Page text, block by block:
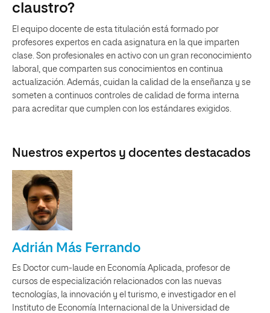
claustro?
El equipo docente de esta titulación está formado por
profesores expertos en cada asignatura en la que imparten
clase. Son profesionales en activo con un gran reconocimiento
laboral, que comparten sus conocimientos en continua
actualización. Además, cuidan la calidad de la enseñanza y se
someten a continuos controles de calidad de forma interna
para acreditar que cumplen con los estándares exigidos.
Nuestros expertos y docentes destacados
Adrián Más Ferrando
Es Doctor cum-laude en Economía Aplicada, profesor de
cursos de especialización relacionados con las nuevas
tecnologías, la innovación y el turismo, e investigador en el
Instituto de Economía Internacional de la Universidad de